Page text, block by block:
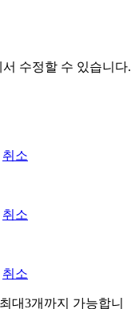
수정할 수 있습니다.
취소
취소
취소
대3개까지 가능합니